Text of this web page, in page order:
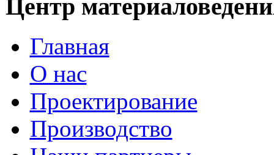
Центр
Главная
О нас
Проектирование
Производство